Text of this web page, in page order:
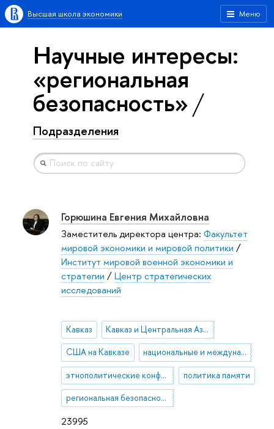
Меню
Высшая школа экономики
Научные интересы:
«региональная
безопасность»
Подразделения
23995
Горюшина Евгения Михайловна
Заместитель директора центра: Факультет
мировой экономики и мировой политики /
Институт мировой военной экономики и
стратегии /Центр стратегических
исследований
Кавказ Кавказ и Центральная Азия
США на Кавказе национальные и международные транспортные коридоры
этнополитические конфликты политика памяти
региональная безопасность